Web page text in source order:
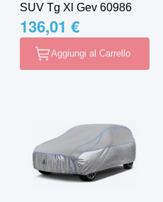
SUV Tg Xl Gev 60986
136,01 €
Aggiungi al Carrello